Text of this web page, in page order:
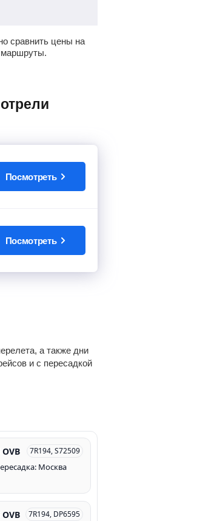
сравнить цены на
маршруты.
Посмотреть
Посмотреть
а также дни
и с пересадкой
7R194, S72509
Москва
7R194, DP6595